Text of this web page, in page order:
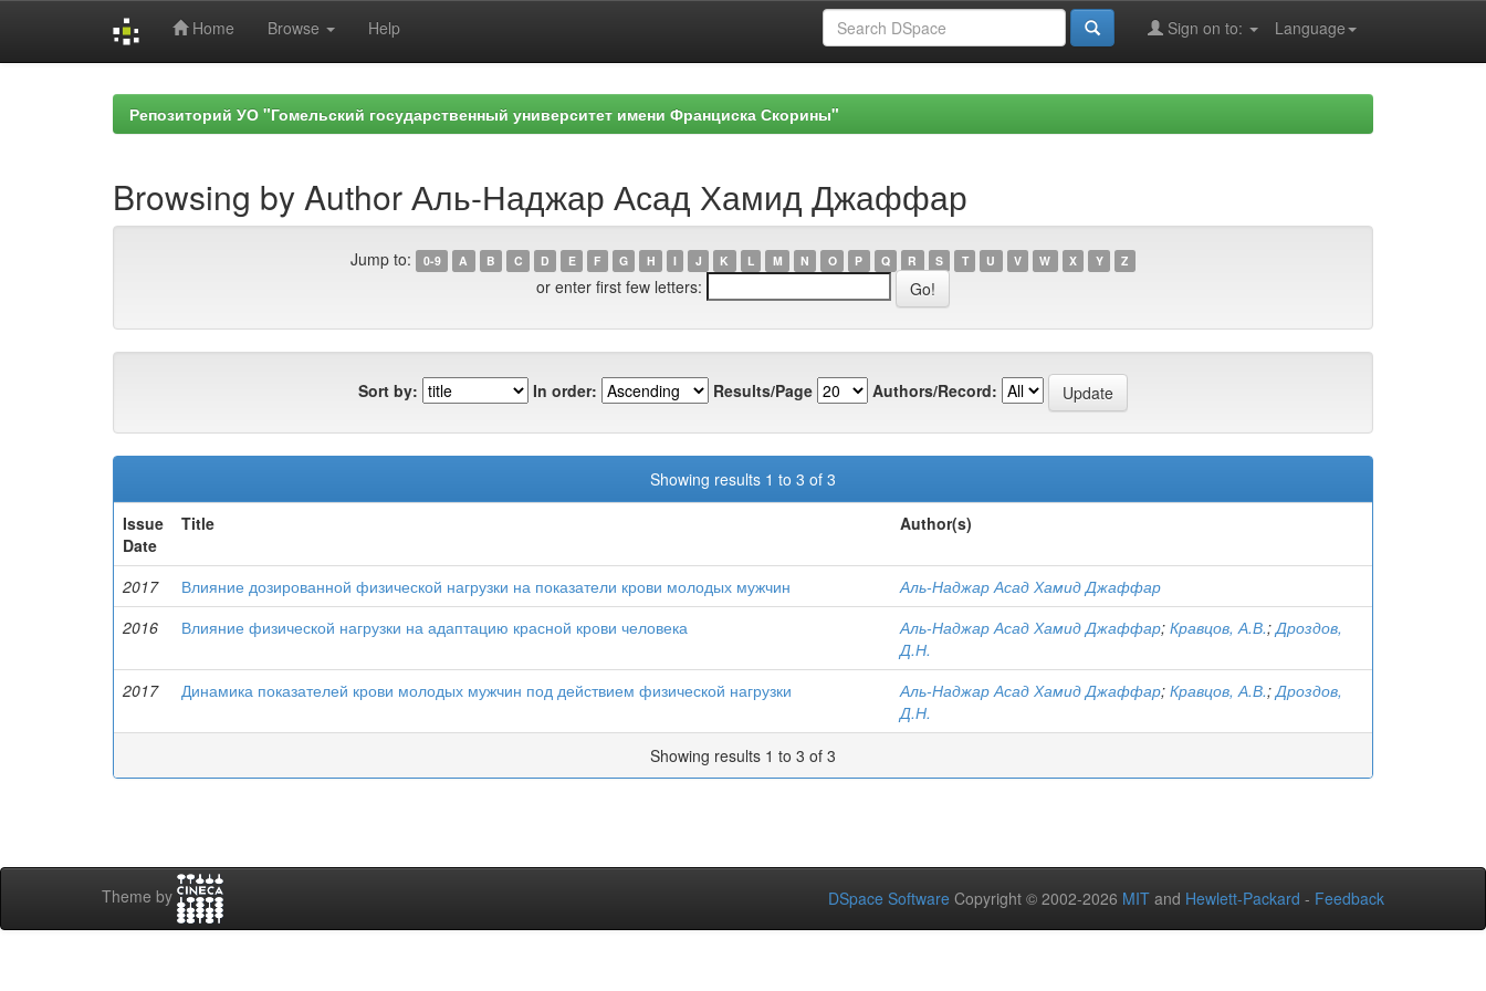
Home Browse Help Language
Sign on to:
Репозиторий УО "Гомельский государственный университет имени Франциска Скорины"
Browsing by Author Аль-Наджар Асад Хамид Джаффар
Jump to: 0-9 A B C D E F G H I J K L M N O P Q R S T U V W X Y Z
or enter first few letters:
Sort by: In order: Results/Page Authors/Record:
Showing results 1 to 3 of 3
Issue
Date
Title Author(s)
2017 Влияние дозированной физической нагрузки на показатели крови молодых мужчин
Аль-Наджар Асад Хамид Джаффар
2016
Влияние физической нагрузки на адаптацию красной крови человека Аль-Наджар Асад Хамид Джаффар; Кравцов, А.В.;Дроздов,
Д.Н.
2017
Динамика показателей крови молодых мужчин под действием физической нагрузки Аль-Наджар Асад Хамид Джаффар; Кравцов, А.В.;Дроздов,
Д.Н.
Showing results 1 to 3 of 3
Theme by DSpace Software Copyright © 2002-2026 MIT and Hewlett-Packard - Feedback